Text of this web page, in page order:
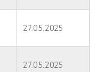
27.05.2025
27.05.2025